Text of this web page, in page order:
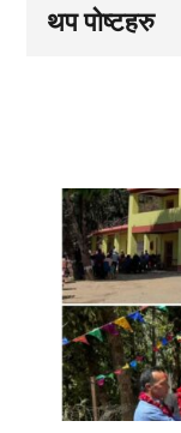
थप पोष्टहरु